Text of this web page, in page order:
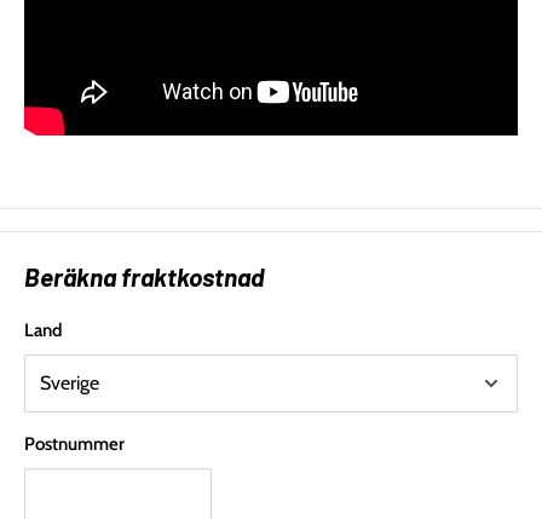
Beräkna fraktkostnad
Land
Postnummer